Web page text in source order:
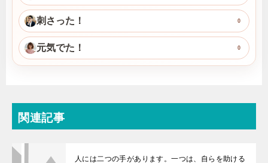
刺さった！ 0
元気でた！ 0
関連記事
人には二つの手があります。一つは、自らを助ける